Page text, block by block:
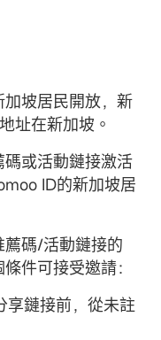
坡居民開放，新
址在新加坡。
或活動鏈接激活
ID的新加坡居
碼/活動鏈接的
件可接受邀請：
享鏈接前，從未註